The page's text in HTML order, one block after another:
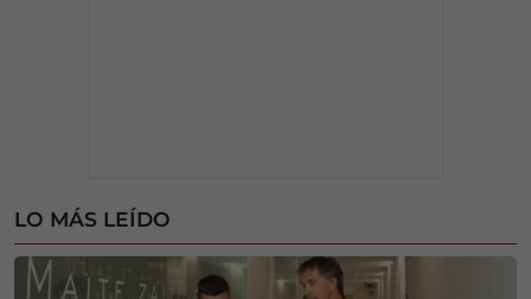
LO MÁS LEÍDO